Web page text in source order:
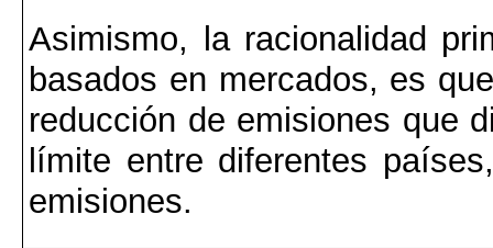
Asimismo, la racionalidad
basados en mercados, es
reducción de emisiones que
límite entre diferentes
emisiones.